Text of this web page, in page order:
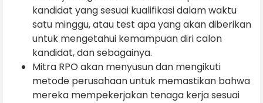
kandidat yang sesuai kualifikasi dalam waktu
satu minggu, atau test apa yang akan diberikan
untuk mengetahui kemampuan diri calon
kandidat, dan sebagainya.
Mitra RPO akan menyusun dan mengikuti
metode perusahaan untuk memastikan bahwa
mereka mempekerjakan tenaga kerja sesuai